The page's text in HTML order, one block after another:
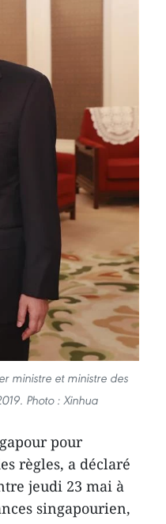
ministre et ministre des
Photo : Xinhua
pour
règles, a déclaré
jeudi 23 mai à
singapourien,